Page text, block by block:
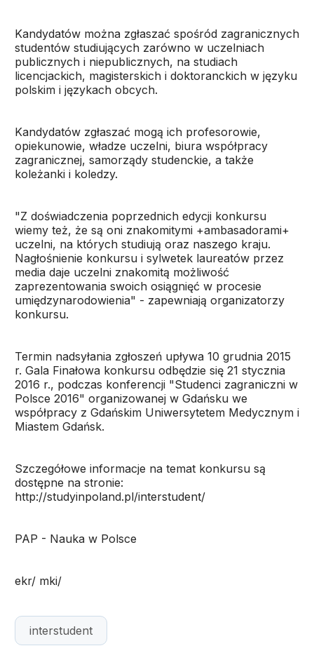
Kandydatów można zgłaszać spośród zagranicznych
studentów studiujących zarówno w uczelniach
publicznych i niepublicznych, na studiach
licencjackich, magisterskich i doktoranckich w języku
polskim i językach obcych.
Kandydatów zgłaszać mogą ich profesorowie,
opiekunowie, władze uczelni, biura współpracy
zagranicznej, samorządy studenckie, a także
koleżanki i koledzy.
"Z doświadczenia poprzednich edycji konkursu
wiemy też, że są oni znakomitymi +ambasadorami+
uczelni, na których studiują oraz naszego kraju.
Nagłośnienie konkursu i sylwetek laureatów przez
media daje uczelni znakomitą możliwość
zaprezentowania swoich osiągnięć w procesie
umiędzynarodowienia" - zapewniają organizatorzy
konkursu.
Termin nadsyłania zgłoszeń upływa 10 grudnia 2015
r. Gala Finałowa konkursu odbędzie się 21 stycznia
2016 r., podczas konferencji "Studenci zagraniczni w
Polsce 2016" organizowanej w Gdańsku we
współpracy z Gdańskim Uniwersytetem Medycznym i
Miastem Gdańsk.
Szczegółowe informacje na temat konkursu są
dostępne na stronie:
http://studyinpoland.pl/interstudent/
PAP - Nauka w Polsce
ekr/ mki/
interstudent